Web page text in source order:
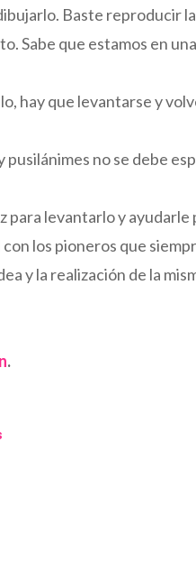
Baste reproducir
Sabe que estamos en
hay que levantarse y
no se debe
para levantarlo y
los pioneros que
y la realización de la
.